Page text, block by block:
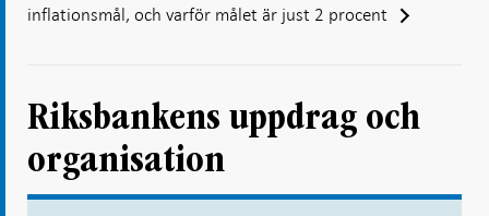
inflationsmål, och varför målet är just 2 procent
Riksbankens uppdrag och
organisation